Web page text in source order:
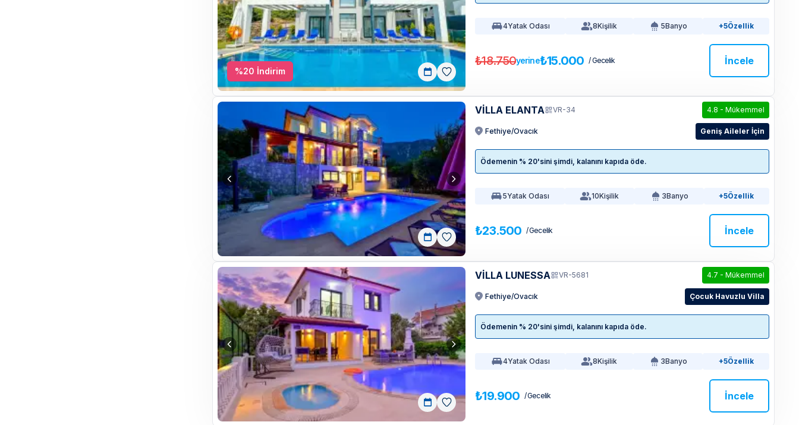
%20 İndirim
4Yatak Odası 8Kişilik 5Banyo +5Özellik
₺18.750yerine₺15.000 / Gecelik İncele
VİLLA ELANTA VR-34 4.8 - Mükemmel
Fethiye/Ovacık Geniş Aileler İçin
Ödemenin % 20'sini şimdi, kalanını kapıda öde.
5Yatak Odası 10Kişilik 3Banyo +5Özellik
₺23.500 / Gecelik İncele
VİLLA LUNESSA VR-5681 4.7 - Mükemmel
Fethiye/Ovacık Çocuk Havuzlu Villa
Ödemenin % 20'sini şimdi, kalanını kapıda öde.
4Yatak Odası 8Kişilik 3Banyo +5Özellik
₺19.900 / Gecelik İncele